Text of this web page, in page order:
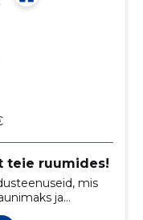
teie ruumides!
mis
ja